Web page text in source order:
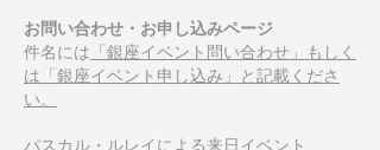
お問い合わせ・お申し込みページ
件名には 「銀座イベント問い合わせ」もしく
は「銀座イベント申し込み」と記載くださ
い。
パスカル・ルレイによる来日イベント